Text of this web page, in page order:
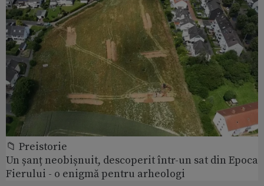
📁 Preistorie
Un șanț neobișnuit, descoperit într-un sat din Epoca
Fierului - o enigmă pentru arheologi